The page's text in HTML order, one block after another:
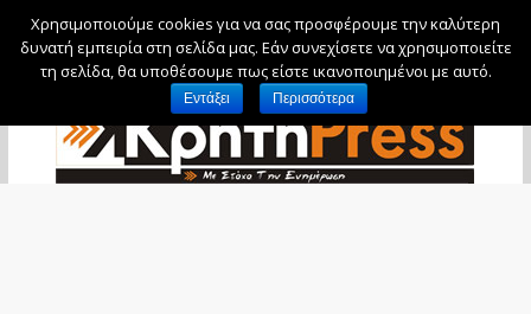
Σάββατο, 8 Αυγούστου, 2026
Χρησιμοποιούμε cookies για να σας προσφέρουμε την καλύτερη
δυνατή εμπειρία στη σελίδα μας. Εάν συνεχίσετε να χρησιμοποιείτε
τη σελίδα, θα υποθέσουμε πως είστε ικανοποιημένοι με αυτό.
Εντάξει Περισσότερα